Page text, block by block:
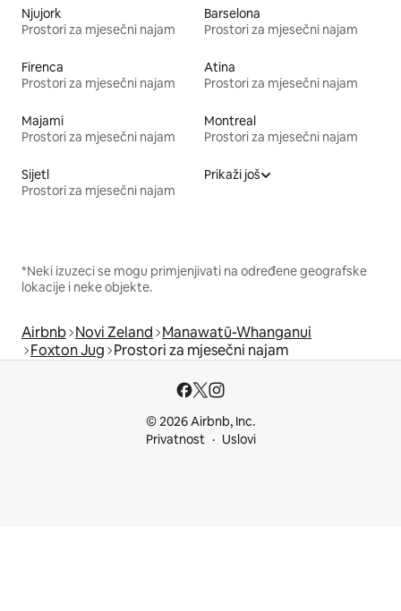
Njujork
Prostori za mjesečni najam
Barselona
Prostori za mjesečni najam
Firenca
Prostori za mjesečni najam
Atina
Prostori za mjesečni najam
Majami
Prostori za mjesečni najam
Montreal
Prostori za mjesečni najam
Sijetl
Prostori za mjesečni najam
Prikaži još
*Neki izuzeci se mogu primjenjivati na određene geografske
lokacije i neke objekte.
Airbnb Novi Zeland Manawatū-Whanganui
Foxton Jug Prostori za mjesečni najam
© 2026 Airbnb, Inc.
Privatnost
Uslovi